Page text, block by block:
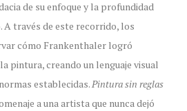
de su enfoque y la profundidad
A través de este recorrido, los
cómo Frankenthaler logró
pintura, creando un lenguaje visual
establecidas.Pintura sin reglas
a una artista que nunca dejó